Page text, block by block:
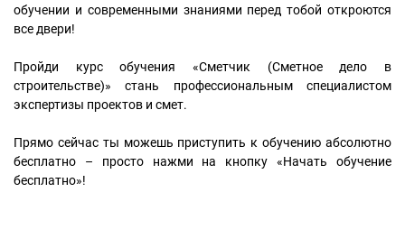
обучении и современными знаниями перед тобой откроются
все двери!
Пройди курс обучения «Сметчик (Сметное дело в
строительстве)» стань профессиональным специалистом
экспертизы проектов и смет.
Прямо сейчас ты можешь приступить к обучению абсолютно
бесплатно – просто нажми на кнопку «Начать обучение
бесплатно»!